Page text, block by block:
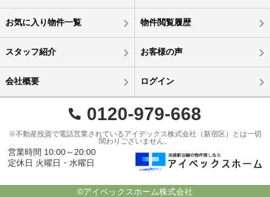
お気に入り物件一覧 物件閲覧履歴
スタッフ紹介 お客様の声
会社概要 ログイン
0120-979-668
※不動産投資で電話営業されているアイデックス株式会社（新宿区）とは一切
関わりございません。
営業時間 10:00～20:00
定休日 火曜日・水曜日
©アイベックスホーム株式会社